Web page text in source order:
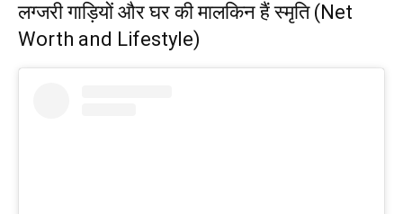
लग्जरी गाड़ियों और घर की मालकिन हैं स्मृति (Net
Worth and Lifestyle)